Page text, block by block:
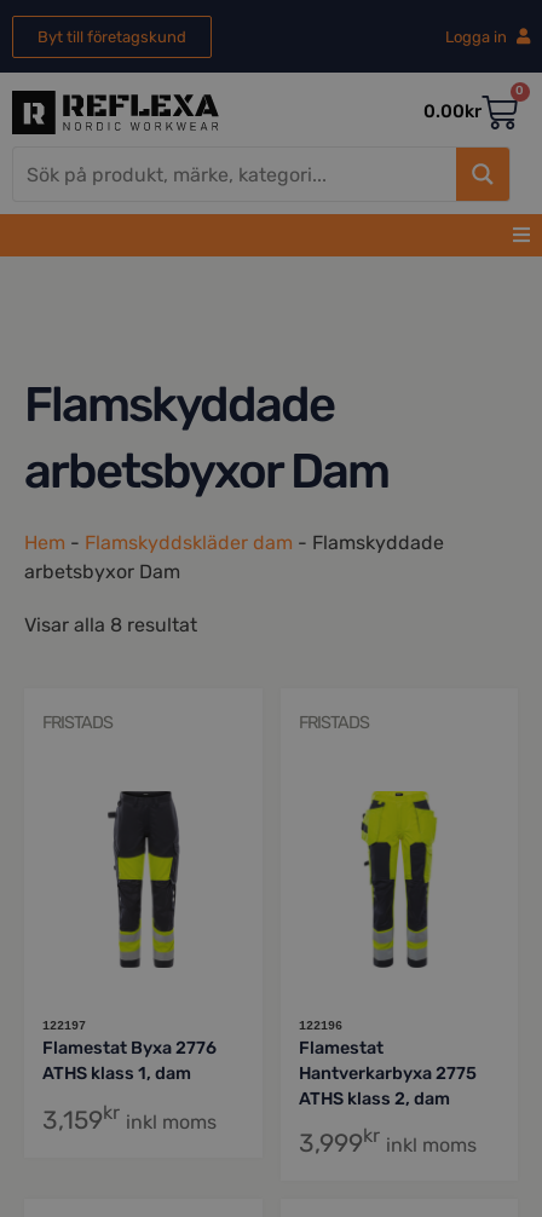
Byt till företagskund Logga in
0.00kr
0
Flamskyddade
arbetsbyxor Dam
Hem - Flamskyddskläder dam - Flamskyddade
arbetsbyxor Dam
Visar alla 8 resultat
FRISTADS
122197
Flamestat Byxa 2776
ATHS klass 1, dam
3,159kr inkl moms
FRISTADS
122196
Flamestat
Hantverkarbyxa 2775
ATHS klass 2, dam
3,999kr inkl moms